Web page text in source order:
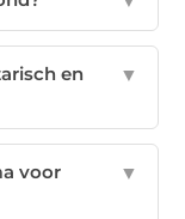
en
▼
voor
▼